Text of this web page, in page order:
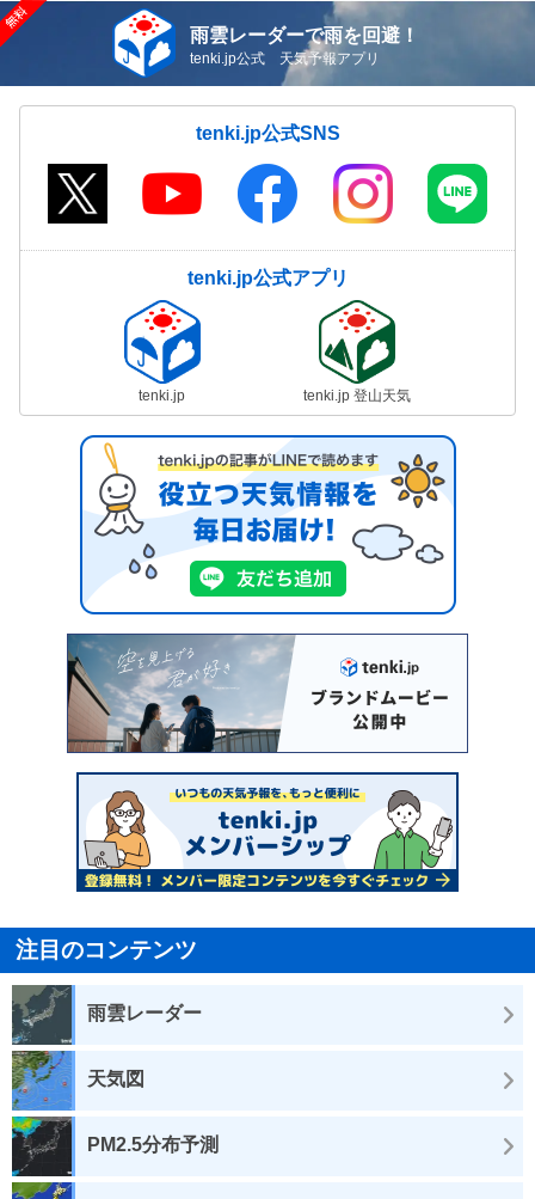
雨雲レーダーで雨を回避！
tenki.jp公式 天気予報アプリ
tenki.jp公式SNS
tenki.jp公式アプリ
tenki.jp tenki.jp 登山天気
注目のコンテンツ
雨雲レーダー
天気図
PM2.5分布予測